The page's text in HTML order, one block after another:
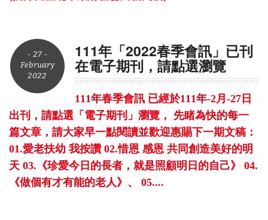
- 27 -
February
2022
111年「2022春季會訊」已刊
在電子期刊，請點選瀏覽
111年春季會訊 已經於111年-2月-27日
出刊，請點選「電子期刊」瀏覽， 先睹為快的每一
篇文章，請大家早一點閱讀並歡迎惠賜下一期文稿：
01.愛老扶幼 我按讚 02.惜恩 感恩 共同創造美好的明
天 03.《珍愛今日的長者，就是照顧明日的自己》 04.
《做個有才有能的老人》、 05....